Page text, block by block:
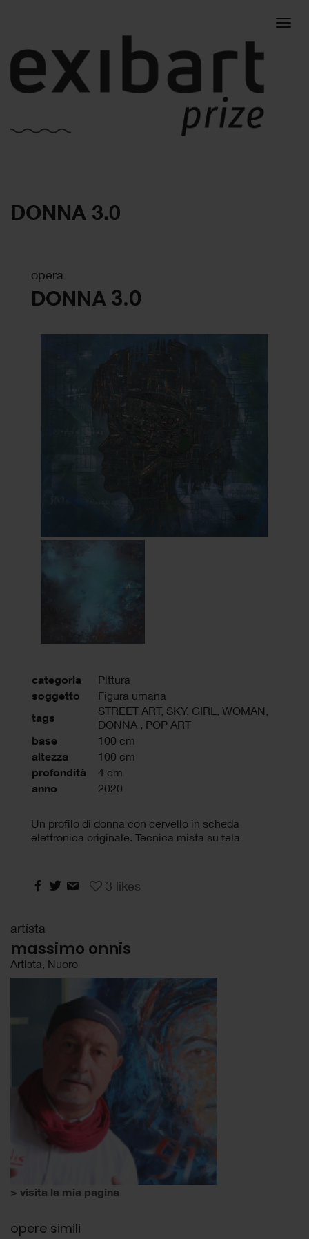
DONNA 3.0
opera
DONNA 3.0
categoria Pittura
soggetto Figura umana
tags
STREET ART, SKY, GIRL , WOMAN,
DONNA , POP ART
base 100 cm
altezza 100 cm
profondità 4 cm
anno 2020
Un profilo di donna con cervello in scheda
elettronica originale. Tecnica mista su tela
3 likes
artista
massimo onnis
Artista, Nuoro
> visita la mia pagina
opere simili